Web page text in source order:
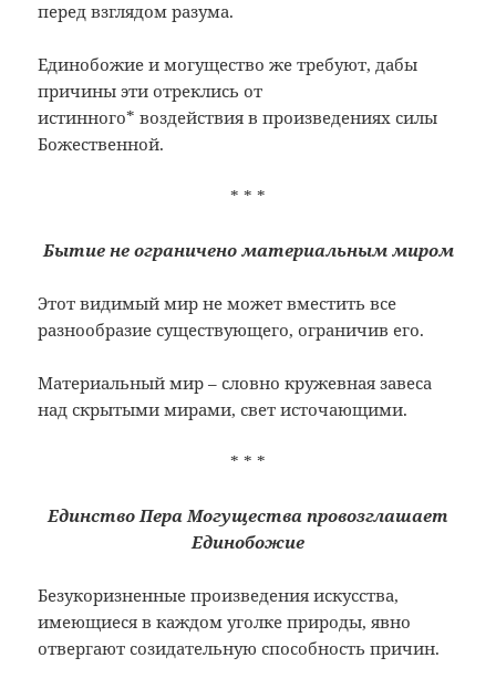
перед взглядом разума.
Единобожие и могущество же требуют, дабы
причины эти отреклись от
истинного* воздействия в произведениях силы
Божественной.
* * *
Бытие не ограничено материальным миром
Этот видимый мир не может вместить все
разнообразие существующего, ограничив его.
Материальный мир – словно кружевная завеса
над скрытыми мирами, свет источающими.
* * *
Единство Пера Могущества провозглашает
Единобожие
Безукоризненные произведения искусства,
имеющиеся в каждом уголке природы, явно
отвергают созидательную способность причин.